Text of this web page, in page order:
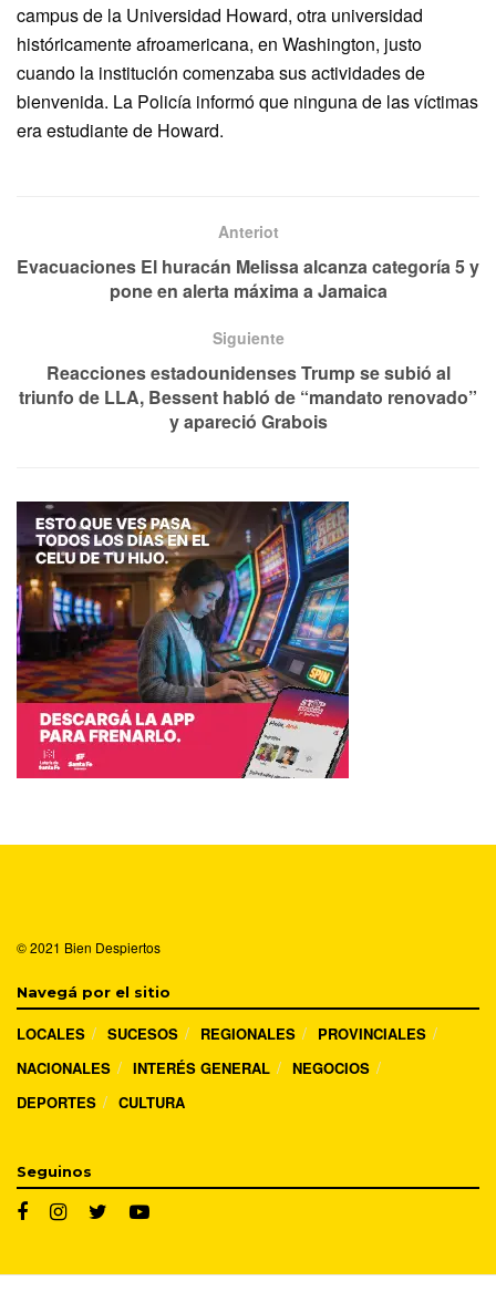
campus de la Universidad Howard, otra universidad
históricamente afroamericana, en Washington, justo
cuando la institución comenzaba sus actividades de
bienvenida. La Policía informó que ninguna de las víctimas
era estudiante de Howard.
Anteriot
Evacuaciones El huracán Melissa alcanza categoría 5 y
pone en alerta máxima a Jamaica
Siguiente
Reacciones estadounidenses Trump se subió al
triunfo de LLA, Bessent habló de “mandato renovado”
y apareció Grabois
© 2021 Bien Despiertos
Navegá por el sitio
LOCALES SUCESOS REGIONALES
PROVINCIALES
NACIONALES
INTERÉS GENERAL
NEGOCIOS
DEPORTES
CULTURA
Seguinos